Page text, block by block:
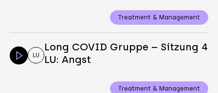
Treatment & Management
LU
Long COVID Gruppe – Sitzung 4
LU: Angst
Treatment & Management